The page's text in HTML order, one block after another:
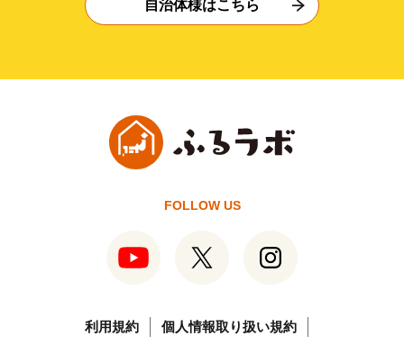
自治体様はこちら
FOLLOW US
利用規約 個人情報取り扱い規約